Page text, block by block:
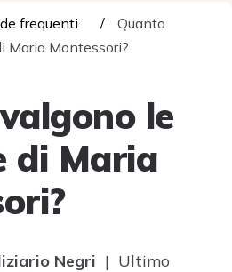
frequenti
Quanto
Maria Montessori?
le
di Maria
Negri | Ultimo